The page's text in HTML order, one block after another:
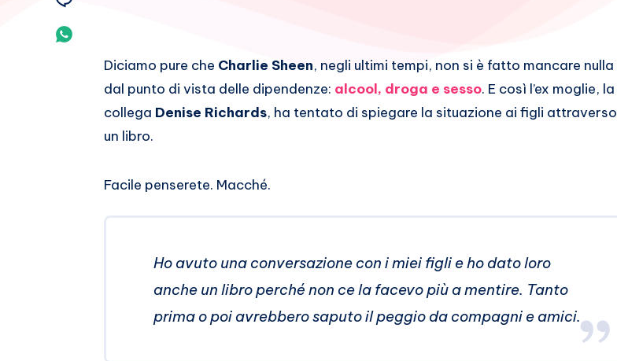
Email
Whatsapp
Diciamo pure che Charlie Sheen, negli ultimi tempi, non si è fatto mancare nulla
dal punto di vista delle dipendenze: alcool, droga e sesso. E così l’ex moglie, la
collega Denise Richards, ha tentato di spiegare la situazione ai figli attraverso
un libro.
Facile penserete. Macché.
Ho avuto una conversazione con i miei figli e ho dato loro
anche un libro perché non ce la facevo più a mentire. Tanto
prima o poi avrebbero saputo il peggio da compagni e amici.